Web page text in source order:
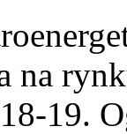
na
19.